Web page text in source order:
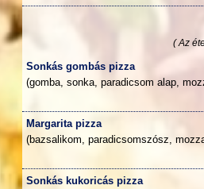
( Az
Sonkás gombás pizza
(gomba, sonka, paradicsom alap,
Margarita pizza
(bazsalikom, paradicsomszósz,
Sonkás kukoricás pizza